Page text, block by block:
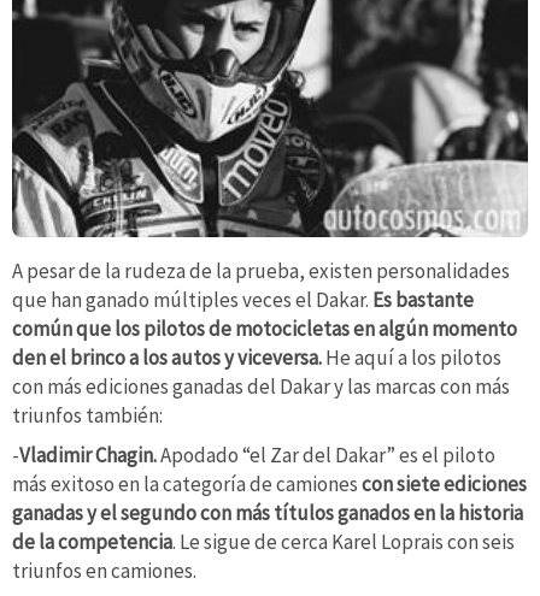
A pesar de la rudeza de la prueba, existen personalidades
que han ganado múltiples veces el Dakar. Es bastante
común que los pilotos de motocicletas en algún momento
den el brinco a los autos y viceversa.He aquí a los pilotos
con más ediciones ganadas del Dakar y las marcas con más
triunfos también:
-Vladimir Chagin.Apodado “el Zar del Dakar” es el piloto
más exitoso en la categoría de camionescon siete ediciones
ganadas y el segundo con más títulos ganados en la historia
de la competencia. Le sigue de cerca Karel Loprais con seis
triunfos en camiones.